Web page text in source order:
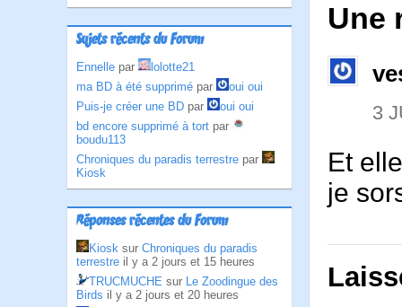
Sujets récents du Forum
Ennelle par
lolotte21
ma BD à été supprimé par
oui oui
Puis-je créer une BD par
oui oui
bd encore supprimé à tort par
boudu113
Chroniques du paradis terrestre par
Kiosk
Réponses récentes du Forum
Kiosk sur Chroniques du paradis
terrestre il y a 2 jours et 15 heures
TRUCMUCHE sur Le Zoodingue des
Birds il y a 2 jours et 20 heures
Une
3
Et
je